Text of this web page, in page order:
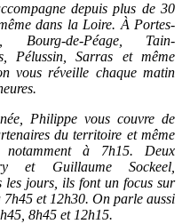
depuis plus de 30
dans la Loire. À Portes-
Bourg-de-Péage, Tain-
Pélussin, Sarras et même
vous réveille chaque matin
Philippe vous couvre de
du territoire et même
notamment à 7h15. Deux
et Guillaume Sockeel,
les jours, ils font un focus sur
et 12h30. On parle aussi
8h45 et 12h15.